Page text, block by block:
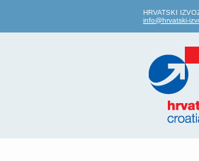
HRVATSKI
info@hrvatski-